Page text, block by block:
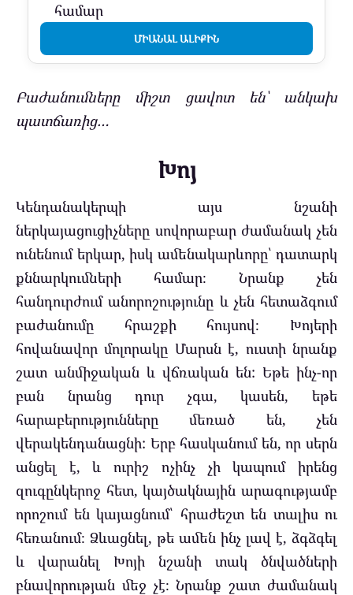
համար
ՄԻԱՆԱԼ ԱԼԻՔԻՆ
Բաժանումները միշտ ցավոտ են՝ անկախ
պատճառից…
Խոյ
Կենդանակերպի այս նշանի
ներկայացուցիչները սովորաբար ժամանակ չեն
ունենում երկար, իսկ ամենակարևորը՝ դատարկ
քննարկումների համար։ Նրանք չեն
հանդուրժում անորոշությունը և չեն հետաձգում
բաժանումը հրաշքի հույսով։ Խոյերի
հովանավոր մոլորակը Մարսն է, ուստի նրանք
շատ անմիջական և վճռական են: Եթե ​​ինչ-որ
բան նրանց դուր չգա, կասեն, եթե
հարաբերությունները մեռած են, չեն
վերակենդանացնի: Երբ հասկանում են, որ սերն
անցել է, և ուրիշ ոչինչ չի կապում իրենց
զուգընկերոջ հետ, կայծակնային արագությամբ
որոշում են կայացնում՝ հրաժեշտ են տալիս ու
հեռանում։ Ձևացնել, թե ամեն ինչ լավ է, ձգձգել
և վարանել Խոյի նշանի տակ ծնվածների
բնավորության մեջ չէ։ Նրանք շատ ժամանակ